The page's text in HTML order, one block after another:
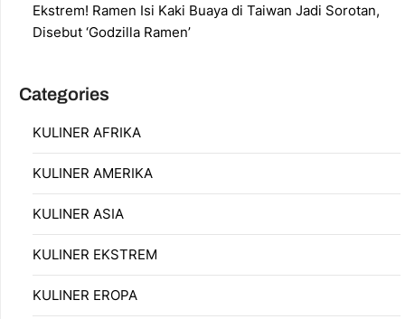
Ekstrem! Ramen Isi Kaki Buaya di Taiwan Jadi Sorotan,
Disebut ‘Godzilla Ramen’
Categories
KULINER AFRIKA
KULINER AMERIKA
KULINER ASIA
KULINER EKSTREM
KULINER EROPA